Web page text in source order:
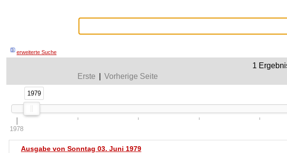
erweiterte Suche
1
Erste
Vorherige Seite
1979
1979
1978
Ausgabe von Sonntag 03. Juni 1979